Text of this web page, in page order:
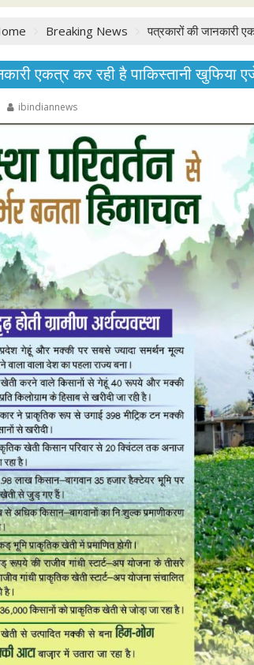
Breaking News पत्रकारों की जानकारी
एकत्र कर रही है पाकिस्तानी खुफिया
ibindiannews